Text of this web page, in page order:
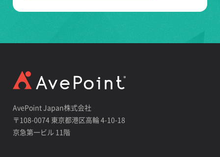
AvePoint Japan株式会社
〒108-0074 東京都港区高輪 4-10-18
京急第一ビル 11階